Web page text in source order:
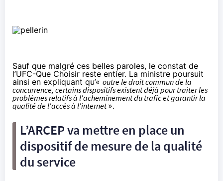
Sauf que malgré ces belles paroles, le constat de
l’UFC-Que Choisir reste entier. La ministre poursuit
ainsi en expliquant qu’« outre le droit commun de la
concurrence, certains dispositifs existent déjà pour traiter les
problèmes relatifs à l'acheminement du trafic et garantir la
qualité de l'accès à l'internet».
L’ARCEP va mettre en place un
dispositif de mesure de la qualité
du service